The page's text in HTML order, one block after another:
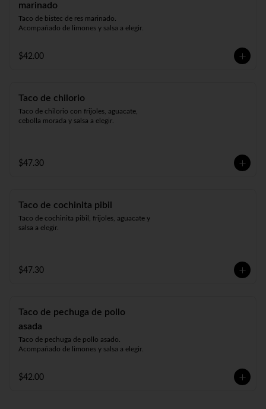
marinado
Taco de bistec de res marinado.
Acompañado de limones y salsa a elegir.
$42.00
Taco de chilorio
Taco de chilorio con frijoles, aguacate,
cebolla morada y salsa a elegir.
$47.30
Taco de cochinita pibil
Taco de cochinita pibil, frijoles, aguacate y
salsa a elegir.
$47.30
Taco de pechuga de pollo
asada
Taco de pechuga de pollo asado.
Acompañado de limones y salsa a elegir.
$42.00